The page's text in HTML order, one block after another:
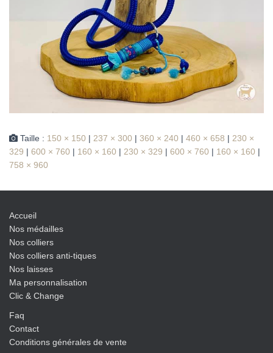
Taille : 150 × 150 | 237 × 300 | 360 × 240 | 460 × 658 | 230 ×
329 | 600 × 760 | 160 × 160 | 230 × 329 | 600 × 760 | 160 × 160 |
758 × 960
Accueil
Nos médailles
Nos colliers
Nos colliers anti-tiques
Nos laisses
Ma personnalisation
Clic & Change
Faq
Contact
Conditions générales de vente